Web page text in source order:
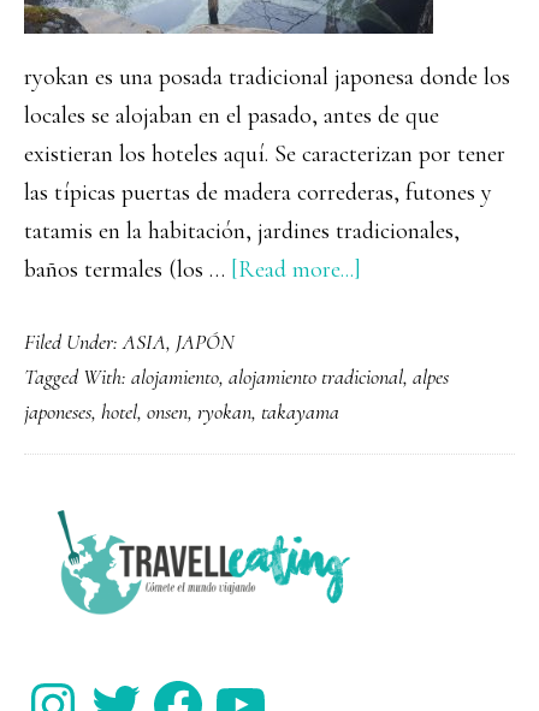
ryokan es una posada tradicional japonesa donde los
locales se alojaban en el pasado, antes de que
existieran los hoteles aquí. Se caracterizan por tener
las típicas puertas de madera correderas, futones y
tatamis en la habitación, jardines tradicionales,
baños termales (los … [Read more...]
un
Filed Under:ASIA, JAPÓN
Tagged With: alojamiento, alojamiento tradicional, alpes
japoneses, hotel, onsen, ryokan, takayama
PRIMARY
SIDEBAR
InstagramTwitter FacebookYouTube